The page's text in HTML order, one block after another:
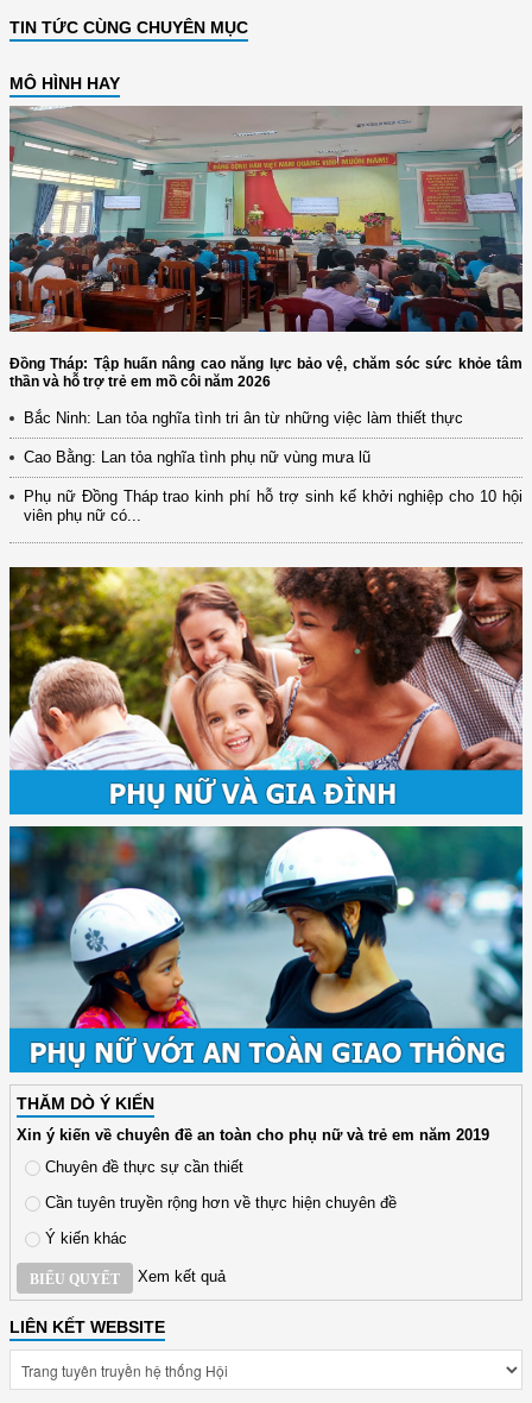
TIN TỨC CÙNG CHUYÊN MỤC
MÔ HÌNH HAY
Đồng Tháp: Tập huấn nâng cao năng lực bảo vệ, chăm sóc sức khỏe tâm
thần và hỗ trợ trẻ em mồ côi năm 2026
Bắc Ninh: Lan tỏa nghĩa tình tri ân từ những việc làm thiết thực
Cao Bằng: Lan tỏa nghĩa tình phụ nữ vùng mưa lũ
Phụ nữ Đồng Tháp trao kinh phí hỗ trợ sinh kế khởi nghiệp cho 10 hội
viên phụ nữ có...
THĂM DÒ Ý KIẾN
Xin ý kiến về chuyên đề an toàn cho phụ nữ và trẻ em năm 2019
Chuyên đề thực sự cần thiết
Cần tuyên truyền rộng hơn về thực hiện chuyên đề
Ý kiến khác
BIỂU QUYẾT Xem kết quả
LIÊN KẾT WEBSITE